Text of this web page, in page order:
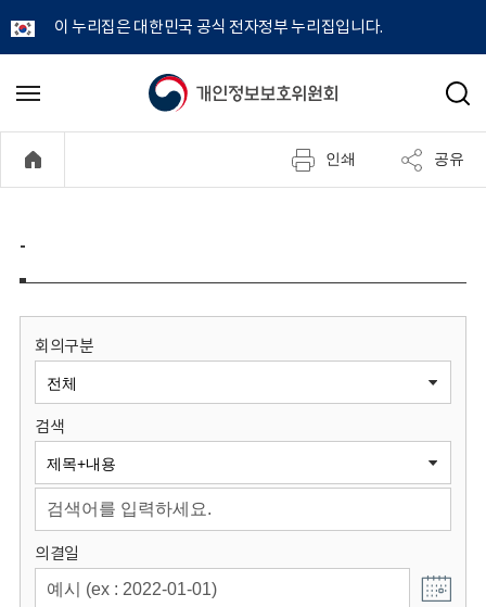
이 누리집은 대한민국 공식 전자정부 누리집입니다.
개
정
보
원
회
메
기
검
인쇄 공유
-
회의구분
검색
의결일